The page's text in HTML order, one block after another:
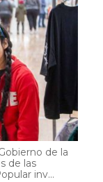
de la
de las
inv...